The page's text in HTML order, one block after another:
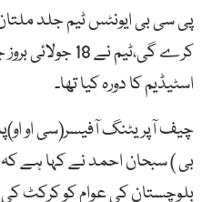
پی سی بی ایونٹس ٹیم جلد
کرے گی،ٹیم نے
اسٹیڈیم کا دورہ کیا تھا۔
چیف آپریٹنگ آفیسر(سی او
بی ) سبحان احمد نے کہا ہے
بلوچستان کی عوام کو کرکٹ کی